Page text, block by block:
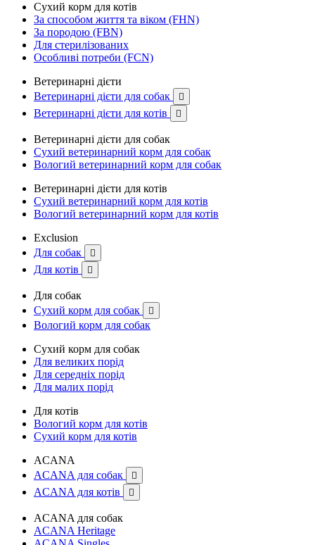
Сухий корм для котів
За способом життя та віком (FHN)
За породою (FBN)
Для стерилізованих
Особливі потреби (FCN)
Ветеринарні дієти
Ветеринарні дієти для собак

Ветеринарні дієти для котів 
Ветеринарні дієти для собак
Сухий ветеринарний корм для собак
Вологий ветеринарний корм для собак
Ветеринарні дієти для котів
Сухий ветеринарний корм для котів
Вологий ветеринарний корм для котів
Exclusion
Для собак

Для котів 
Для собак
Сухий корм для собак

Вологий корм для собак
Сухий корм для собак
Для великих порід
Для середніх порід
Для малих порід
Для котів
Вологий корм для котів
Сухий корм для котів
ACANA
ACANA для собак

ACANA для котів 
ACANA для собак
ACANA Heritage